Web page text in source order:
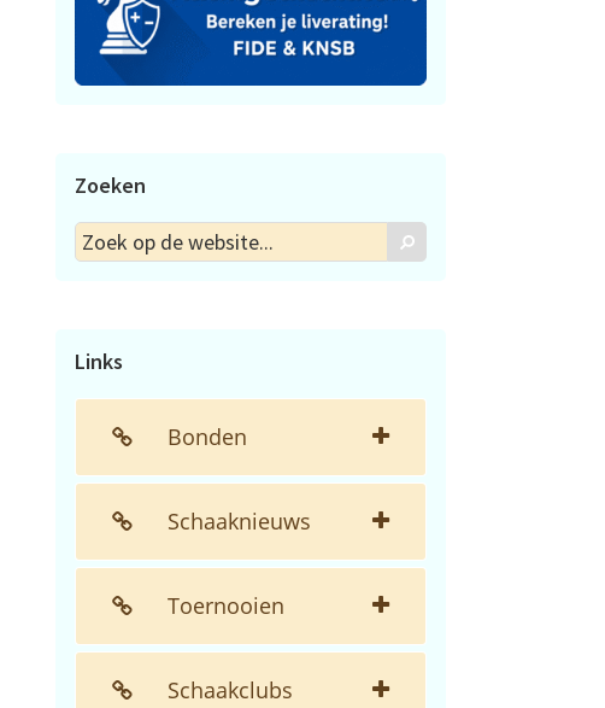
Zoeken
Zoek
op
Zoek
Links
Bonden
Schaaknieuws
Toernooien
Schaakclubs